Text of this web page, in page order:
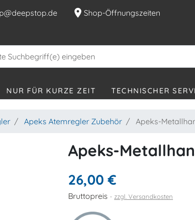
location_on Shop-Öffnungszeiten
NUR FÜR KURZE ZEIT TECHNISCHER
Apeks Atemregler Zubehör Apeks-
Apeks-
26,00 €
Bruttopreis zzgl. Versandkosten